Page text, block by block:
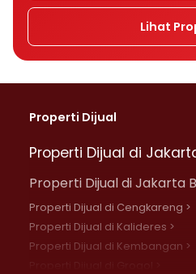
Lihat
Properti Dijual
Properti Dijual di
Properti Dijual di Jakarta
Properti Dijual di Cengkareng >
Properti Dijual di Kalideres >
Properti Dijual di Kembangan >